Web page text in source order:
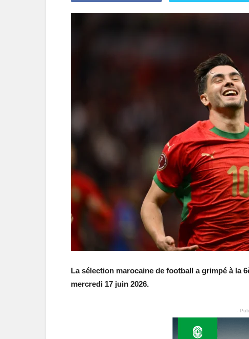
La sélection marocaine de football a grimpé à la
mercredi 17 juin 2026.
-